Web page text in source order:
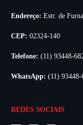
Endereço: Estr. de
CEP: 02324-140
Telefone: (11) 93448-
WhatsApp: (11) 93448-
REDES SOCIAIS